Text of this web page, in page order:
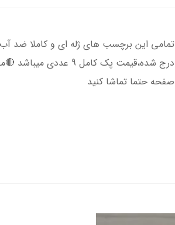
تمامی این برچسب های ژله ای و کاملا ضد آب
درج شده،قیمت پک کامل
صفحه حتما تماشا کنید